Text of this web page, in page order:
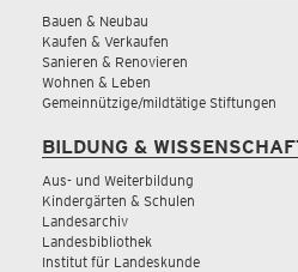
Bauen & Neubau
Kaufen & Verkaufen
Sanieren & Renovieren
Wohnen & Leben
Gemeinnützige/mildtätige Stiftungen
BILDUNG &
Aus- und Weiterbildung
Kindergärten & Schulen
Landesarchiv
Landesbibliothek
Institut für Landeskunde